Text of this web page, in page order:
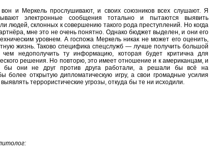
и Меркель прослушивают, и своих союзников всех слушают. Я
электронные сообщения тотально и пытаются выявить
людей, склонных к совершению такого рода преступлений. Но когда
мне это не очень понятно. Однако бюджет выделен, и они его
уровнем. А госпожа Меркель никак не может его оценить,
жизнь. Таково специфика спецслужб — лучше получить большой
недополучить ту информацию, которая будет критична для
решения. Но повторю, это имеет отношение и к американцам, и
они не друг против друга работали, а решали бы всё на
более открытую дипломатическую игру, а свои громадные усилия
террористические угрозы, откуда бы те ни исходили.